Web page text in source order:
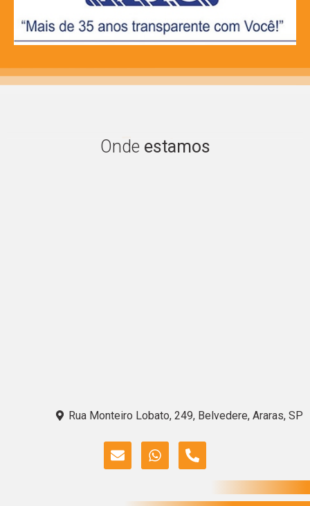
Encontre
Onde estamos
Rua Monteiro Lobato, 249, Belvedere, Araras, SP